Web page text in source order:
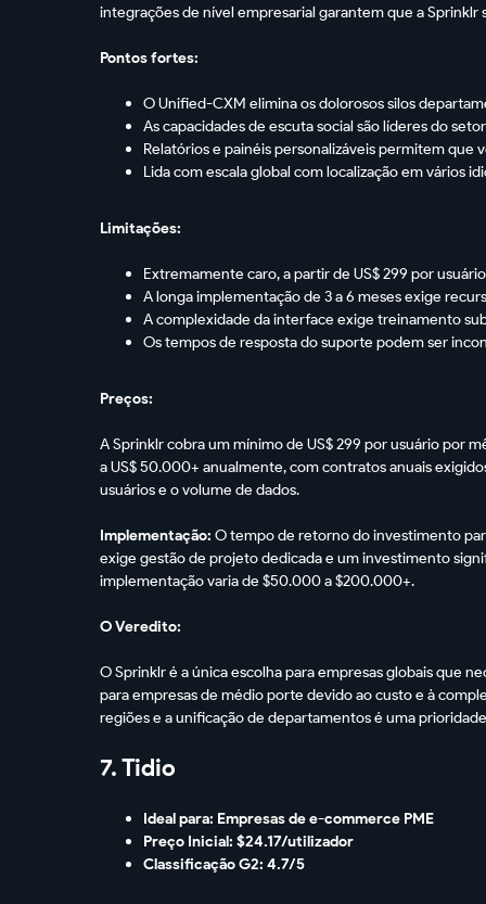
integrações de nível empresarial garantem que a
Pontos fortes:
O Unified-CXM elimina os dolorosos silos
As capacidades de escuta social são líderes do
Relatórios e painéis personalizáveis permitem que
Lida com escala global com localização em vários
Limitações:
Extremamente caro, a partir de US$ 299 por
A longa implementação de 3 a 6 meses exige
A complexidade da interface exige treinamento
Os tempos de resposta do suporte podem ser
Preços:
A Sprinklr cobra um mínimo de US$ 299 por usuário por
a US$ 50.000+ anualmente, com contratos anuais
usuários e o volume de dados.
Implementação: O tempo de retorno do investimento
exige gestão de projeto dedicada e um investimento
implementação varia de $50.000 a $200.000+.
O Veredito:
O Sprinklr é a única escolha para empresas globais que
para empresas de médio porte devido ao custo e à
regiões e a unificação de departamentos é uma
7. Tidio
Ideal para: Empresas de e-commerce PME
Preço Inicial: $24.17/utilizador
Classificação G2: 4.7/5